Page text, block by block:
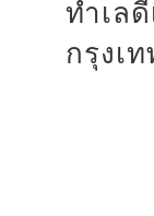
ทำเล
กรุงเท